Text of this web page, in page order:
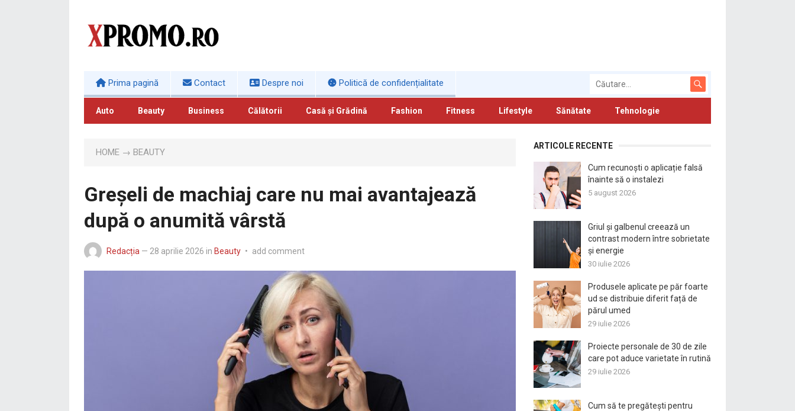
Prima pagină Contact Despre noi Politică de confidențialitate
Auto Beauty Business Călătorii Casă și Grădină Fashion Fitness Lifestyle Sănătate Tehnologie
HOME → BEAUTY
Greșeli de machiaj care nu mai avantajează
după o anumită vârstă
Redacția — 28 aprilie 2026 in Beauty • add comment
ARTICOLE RECENTE
Cum recunoști o aplicație falsă
înainte să o instalezi
5 august 2026
Griul și galbenul creează un
contrast modern între sobrietate
și energie
30 iulie 2026
Produsele aplicate pe păr foarte
ud se distribuie diferit față de
părul umed
29 iulie 2026
Proiecte personale de 30 de zile
care pot aduce varietate în rutină
29 iulie 2026
Cum să te pregătești pentru